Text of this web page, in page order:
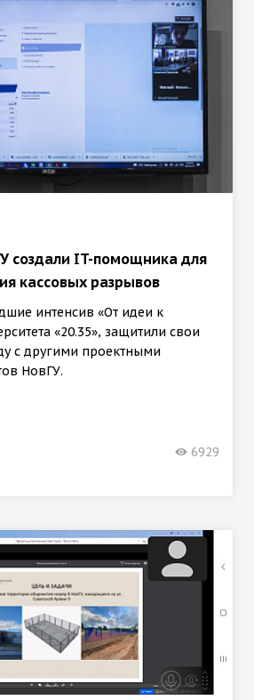
создали IT-помощника для
кассовых разрывов
интенсив «От идеи к
«20.35», защитили свои
с другими проектными
НовГУ.
6929